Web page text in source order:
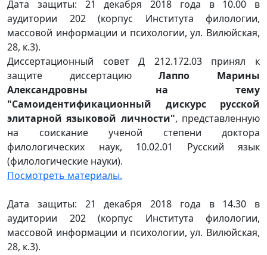
Дата защиты: 21 декабря 2018 года в 10.00 в
аудитории 202 (корпус Института филологии,
массовой информации и психологии, ул. Вилюйская,
28, к.3).
Диссертационный совет Д 212.172.03 принял к
защите диссертациюЛаппо Марины
Александровны на тему
"Самоидентификационный дискурс русской
элитарной языковой личности", представленную
на соискание ученой степени доктора
филологических наук, 10.02.01 Русский язык
(филологические науки).
Посмотреть материалы.
Дата защиты: 21 декабря 2018 года в 14.30 в
аудитории 202 (корпус Института филологии,
массовой информации и психологии, ул. Вилюйская,
28, к.3).